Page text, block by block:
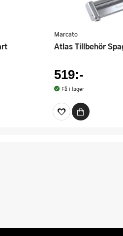
Marcato
Atlas Tillbehör
519:-
Få i lager